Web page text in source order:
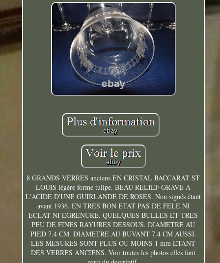
8 GRANDS VERRES anciens EN CRISTAL BACCARAT ST
LOUIS légère forme tulipe. BEAU RELIEF GRAVE A
L'ACIDE D'UNE GUIRLANDE DE ROSES. Non signés étant
avant 1936. EN TRES BON ETAT PAS DE FELE NI
ECLAT NI EGRENURE. QUELQUES BULLES ET TRES
PEU DE FINES RAYURES DESSOUS. DIAMETRE AU
PIED 7.4 CM. DIAMETRE AU BUVANT 7.4 CM AUSSI.
LES MESURES SONT PLUS OU MOINS 1 mm ETANT
DES VERRES ANCIENS. Voir toutes les photos elles font